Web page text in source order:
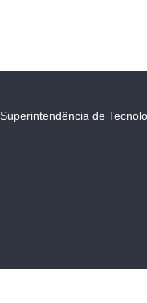
Superintendência de